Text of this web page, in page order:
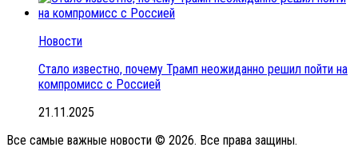
Новости
Стало известно, почему Трамп неожиданно решил пойти на
компромисс с Россией
21.11.2025
Все самые важные новости © 2026. Все права защины.